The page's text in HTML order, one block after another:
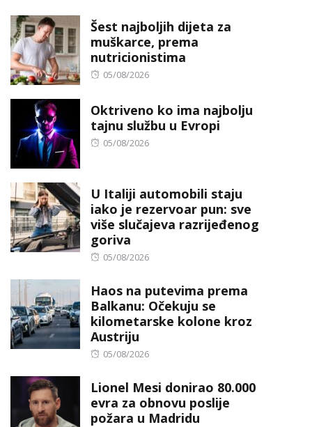
Šest najboljih dijeta za
muškarce, prema
nutricionistima
Posted
05/08/2026
Oktriveno ko ima najbolju
tajnu službu u Evropi
Posted
05/08/2026
U Italiji automobili staju
iako je rezervoar pun: sve
više slučajeva razrijeđenog
goriva
Posted
05/08/2026
Haos na putevima prema
Balkanu: Očekuju se
kilometarske kolone kroz
Austriju
Posted
05/08/2026
Lionel Mesi donirao 80.000
evra za obnovu poslije
požara u Madridu